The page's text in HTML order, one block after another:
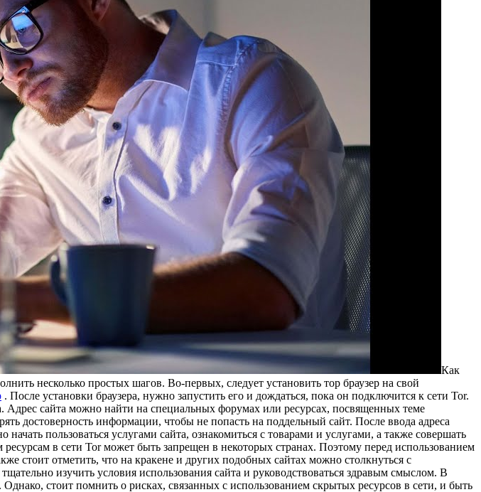
Кaк
несколько простых шагов. Во-первых, следует установить тор браузер на свой
. После установки браузера, нужно запустить его и дождаться, пока он подключится к сети Tor.
Адрес сайта можно найти на специальных форумах или ресурсах, посвященных теме
достоверность информации, чтобы не попасть на поддельный сайт. После ввода адреса
пользоваться услугами сайта, ознакомиться с товарами и услугами, а также совершать
в сети Tor может быть запрещен в некоторых странах. Поэтому перед использованием
стоит отметить, что на кракене и других подобных сайтах можно столкнуться с
изучить условия использования сайта и руководствоваться здравым смыслом. В
стоит помнить о рисках, связанных с использованием скрытых ресурсов в сети, и быть